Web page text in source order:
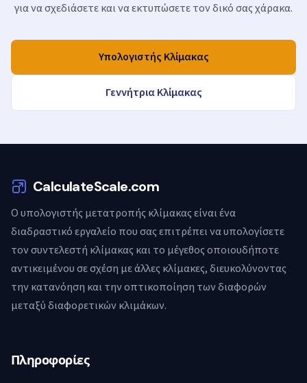
για να σχεδιάσετε και να εκτυπώσετε τον δικό σας χάρακα.
Υπολογιστής Κλίμακας
Γεννήτρια Κλίμακας
CalculateScale.com
Ο υπολογιστής μετατροπής κλίμακας είναι ένα
διαδραστικό εργαλείο που σας επιτρέπει να υπολογίσετε
τον συντελεστή κλίμακας και το μέγεθος οποιουδήποτε
αντικειμένου σε σχέση με άλλες κλίμακες, διευκολύνοντας
την κατανόηση και την οπτικοποίηση των διαφορών
μεταξύ διαφορετικών κλιμάκων.
Πληροφορίες